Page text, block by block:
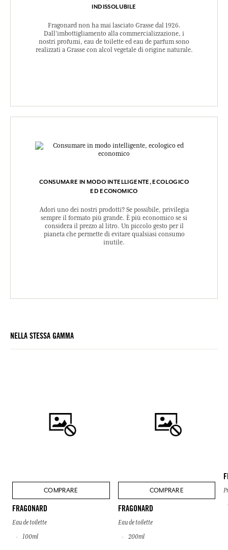
INDISSOLUBILE
Fragonard non ha mai lasciato Grasse dal 1926.
Dall’imbottigliamento alla commercializzazione, i
nostri profumi, eau de toilette ed eau de parfum sono
realizzati a Grasse con alcol vegetale di origine naturale.
CONSUMARE IN MODO INTELLIGENTE, ECOLOGICO
ED ECONOMICO
Adori uno dei nostri prodotti? Se possibile, privilegia
sempre il formato più grande. È più economico se si
considera il prezzo al litro. Un piccolo gesto per il
pianeta che permette di evitare qualsiasi consumo
inutile.
NELLA STESSA GAMMA
COMPRARE
FRAGONARD
Eau de toilette
100ml
COMPRARE
FRAGONARD
Eau de toilette
200ml